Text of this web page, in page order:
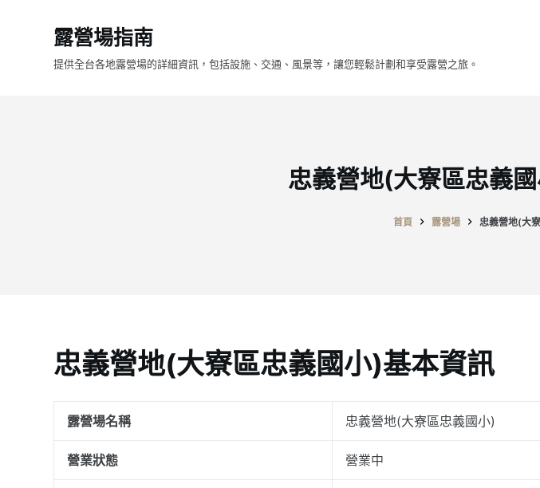
露營場指南
提供全台各地露營場的詳細資訊，包括設施、交通、風景等，讓您輕鬆計劃和享受露營之旅。
忠義營地(大寮區忠義
首頁 露營場 忠義營地(大
忠義營地(大寮區忠義國小)基本資訊
露營場名稱 忠義營地(大寮區忠義國小)
營業狀態 營業中